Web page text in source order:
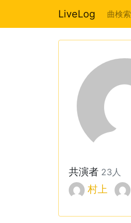
LiveLog 曲検索
共演者 23人
村上